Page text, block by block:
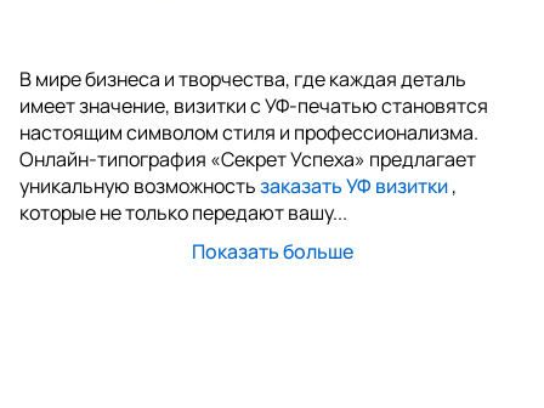
В мире бизнеса и творчества, где каждая деталь
имеет значение, визитки с УФ-печатью становятся
настоящим символом стиля и профессионализма.
Онлайн-типография «Секрет Успеха» предлагает
уникальную возможностьзаказать УФ визитки,
которые не только передают вашу...
Показать больше